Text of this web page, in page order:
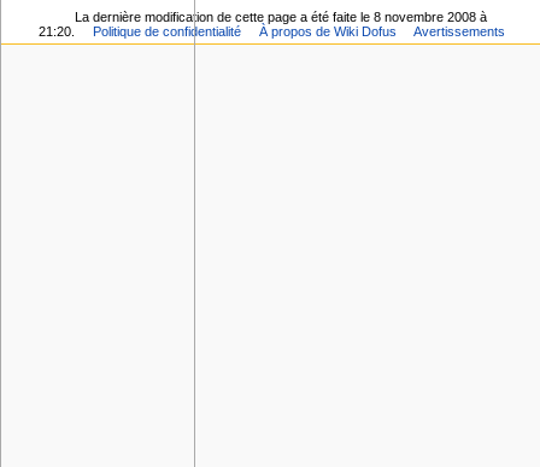
La dernière modification de cette page a été faite le 8 novembre 2008 à
21:20.
Politique de confidentialité À propos de Wiki Dofus Avertissements